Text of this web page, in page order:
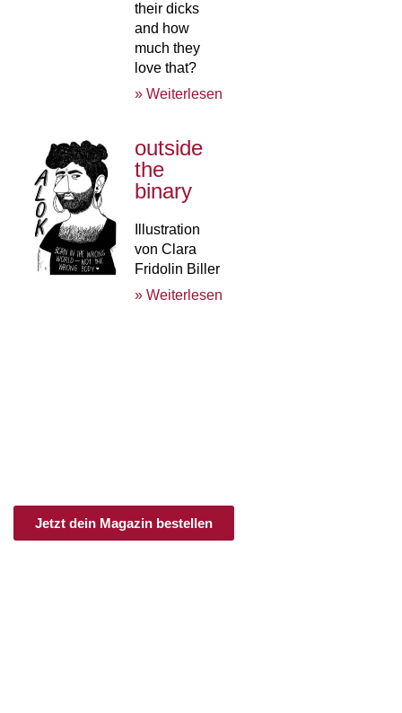
their dicks
and how
much they
love that?
» Weiterlesen
outside
the
binary
Illustration
von Clara
Fridolin Biller
» Weiterlesen
Jetzt dein Magazin bestellen